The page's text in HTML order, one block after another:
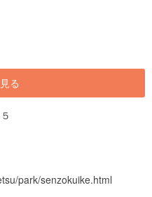
る
park/senzokuike.html